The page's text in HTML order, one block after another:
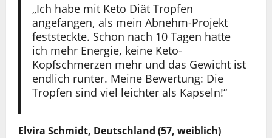
„Ich habe mit Keto Diät Tropfen
angefangen, als mein Abnehm-Projekt
feststeckte. Schon nach 10 Tagen hatte
ich mehr Energie, keine Keto-
Kopfschmerzen mehr und das Gewicht ist
endlich runter. Meine Bewertung: Die
Tropfen sind viel leichter als Kapseln!“
Elvira Schmidt, Deutschland (57, weiblich)